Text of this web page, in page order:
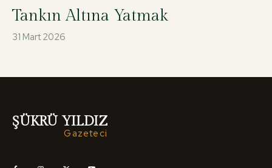
Tankın Altına Yatmak
31 Mart 2026
ŞÜKRÜ YILDIZ
Gazeteci